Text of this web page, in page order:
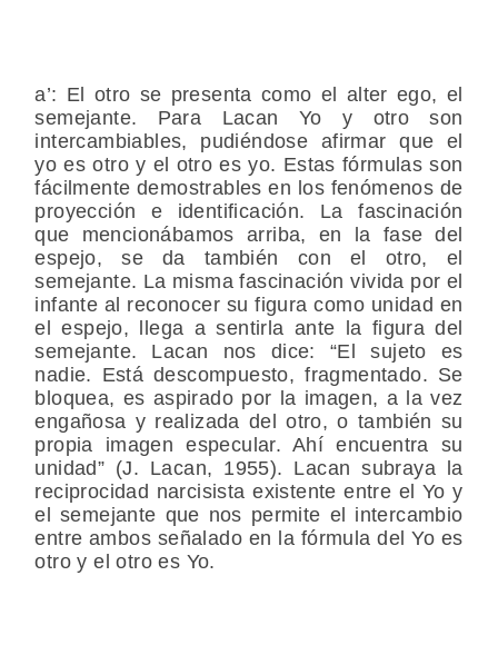
a’: El otro se presenta como el alter ego, el
semejante. Para Lacan Yo y otro son
intercambiables, pudiéndose afirmar que el
yo es otro y el otro es yo. Estas fórmulas son
fácilmente demostrables en los fenómenos de
proyección e identificación. La fascinación
que mencionábamos arriba, en la fase del
espejo, se da también con el otro, el
semejante. La misma fascinación vivida por el
infante al reconocer su figura como unidad en
el espejo, llega a sentirla ante la figura del
semejante. Lacan nos dice: “El sujeto es
nadie. Está descompuesto, fragmentado. Se
bloquea, es aspirado por la imagen, a la vez
engañosa y realizada del otro, o también su
propia imagen especular. Ahí encuentra su
unidad” (J. Lacan, 1955). Lacan subraya la
reciprocidad narcisista existente entre el Yo y
el semejante que nos permite el intercambio
entre ambos señalado en la fórmula del Yo es
otro y el otro es Yo.